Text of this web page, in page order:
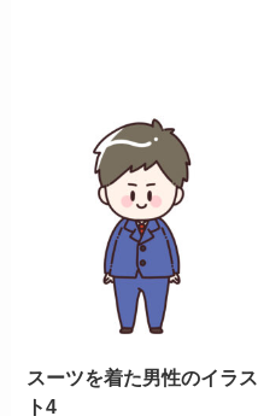
スーツを着た男性のイラス
ト4